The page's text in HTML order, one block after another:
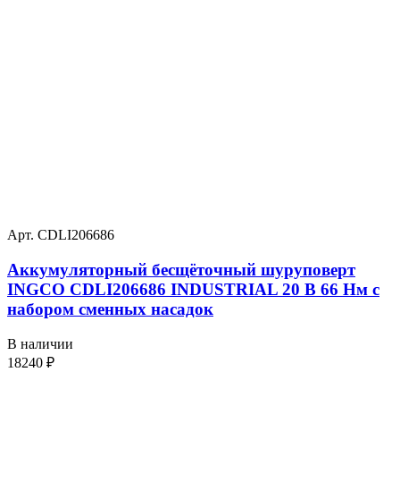
Арт. CDLI206686
Аккумуляторный бесщёточный шуруповерт
INGCO CDLI206686 INDUSTRIAL 20 В 66 Нм с
набором сменных насадок
В наличии
18240 ₽